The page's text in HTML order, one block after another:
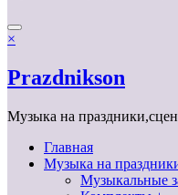
×
Prazdnikson
Музыка на
Главная
Музыка на
Музыкальные